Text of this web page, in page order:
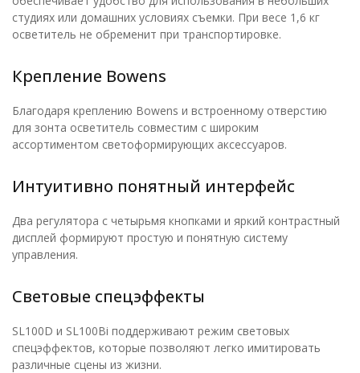
студиях или домашних условиях съемки. При весе 1,6 кг
осветитель не обременит при транспортировке.
Крепление Bowens
Благодаря креплению Bowens и встроенному отверстию
для зонта осветитель совместим с широким
ассортиментом светоформирующих аксессуаров.
Интуитивно понятный интерфейс
Два регулятора с четырьмя кнопками и яркий контрастный
дисплей формируют простую и понятную систему
управления.
Световые спецэффекты
SL100D и SL100Bi поддерживают режим световых
спецэффектов, которые позволяют легко имитировать
различные сцены из жизни.